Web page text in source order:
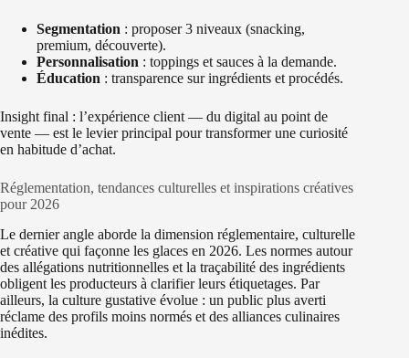
Segmentation : proposer 3 niveaux (snacking,
premium, découverte).
Personnalisation : toppings et sauces à la demande.
Éducation : transparence sur ingrédients et procédés.
Insight final : l’expérience client — du digital au point de
vente — est le levier principal pour transformer une curiosité
en habitude d’achat.
Réglementation, tendances culturelles et inspirations créatives
pour 2026
Le dernier angle aborde la dimension réglementaire, culturelle
et créative qui façonne les glaces en 2026. Les normes autour
des allégations nutritionnelles et la traçabilité des ingrédients
obligent les producteurs à clarifier leurs étiquetages. Par
ailleurs, la culture gustative évolue : un public plus averti
réclame des profils moins normés et des alliances culinaires
inédites.